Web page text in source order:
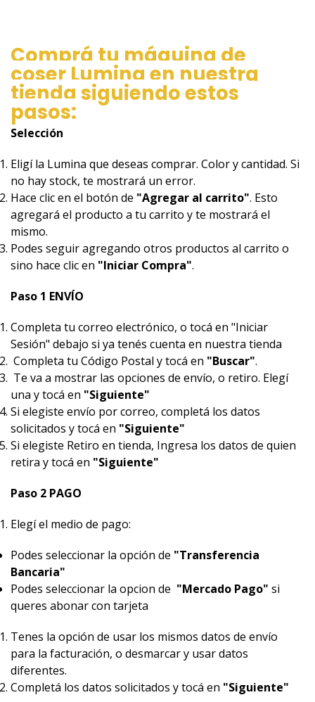
Comprá tu máquina de
coser Lumina en nuestra
tienda siguiendo estos
pasos:
Selección
Eligí la Lumina que deseas comprar. Color y cantidad. Si
no hay stock, te mostrará un error.
Hace clic en el botón de "Agregar al carrito". Esto
agregará el producto a tu carrito y te mostrará el
mismo.
Podes seguir agregando otros productos al carrito o
sino hace clic en "Iniciar Compra".
Paso 1 ENVÍO
Completa tu correo electrónico, o tocá en "Iniciar
Sesión" debajo si ya tenés cuenta en nuestra tienda
Completa tu Código Postal y tocá en "Buscar".
Te va a mostrar las opciones de envío, o retiro. Elegí
una y tocá en "Siguiente"
Si elegiste envío por correo, completá los datos
solicitados y tocá en "Siguiente"
Si elegiste Retiro en tienda, Ingresa los datos de quien
retira y tocá en "Siguiente"
Paso 2 PAGO
Elegí el medio de pago:
Podes seleccionar la opción de "Transferencia
Bancaria"
Podes seleccionar la opcion de "Mercado Pago" si
queres abonar con tarjeta
Tenes la opción de usar los mismos datos de envío
para la facturación, o desmarcar y usar datos
diferentes.
Completá los datos solicitados y tocá en "Siguiente"